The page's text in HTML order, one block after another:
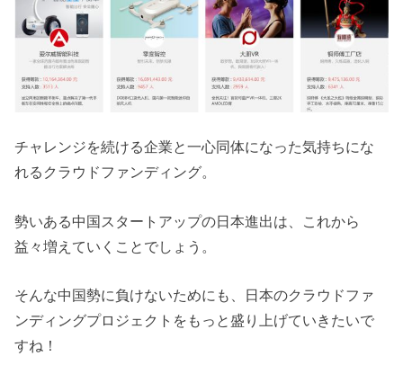
チャレンジを続ける企業と一心同体になった気持ちにな
れるクラウドファンディング。
勢いある中国スタートアップの日本進出は、これから
益々増えていくことでしょう。
そんな中国勢に負けないためにも、日本のクラウドファ
ンディングプロジェクトをもっと盛り上げていきたいで
すね！